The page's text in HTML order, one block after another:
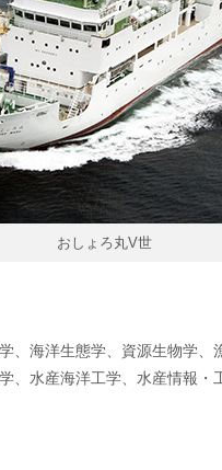
おしょろ丸V世
、海洋生態学、資源生物学、
、水産海洋工学、水産情報・